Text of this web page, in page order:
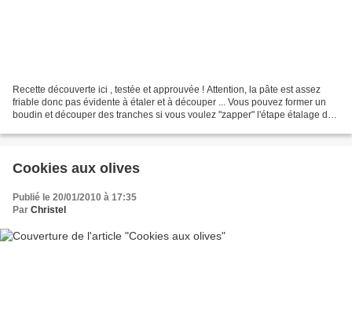
Recette découverte ici , testée et approuvée ! Attention, la pâte est assez
friable donc pas évidente à étaler et à découper ... Vous pouvez former un
boudin et découper des tranches si vous voulez "zapper" l'étape étalage de
Cookies aux olives
Publié le 20/01/2010 à 17:35
Par Christel